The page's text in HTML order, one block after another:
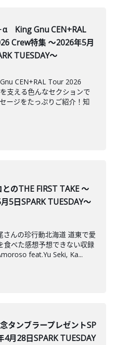
King Gnu CEN+RAL
Crew特集 ～2026年5月
TUESDAY～
CEN+RAL Tour 2026
支える色んなセクションで
ージをたっぷりご紹介！知
のTHE FIRST TAKE ～
5日SPARK TUESDAY～
んの珍行動北海道 道東で愛
食べた感想予想できない収録
feat.Yu Seki, Ka...
タンブラープレゼントSP
4月28日SPARK TUESDAY